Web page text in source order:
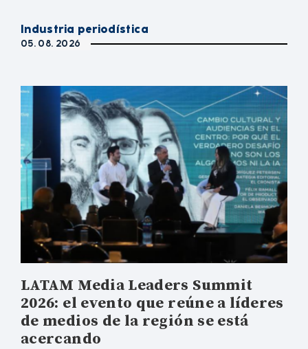
Industria periodística
05. 08. 2026
LATAM Media Leaders Summit
2026: el evento que reúne a líderes
de medios de la región se está
acercando